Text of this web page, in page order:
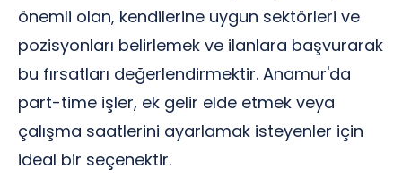
önemli olan, kendilerine uygun sektörleri ve
pozisyonları belirlemek ve ilanlara başvurarak
bu fırsatları değerlendirmektir. Anamur'da
part-time işler, ek gelir elde etmek veya
çalışma saatlerini ayarlamak isteyenler için
ideal bir seçenektir.